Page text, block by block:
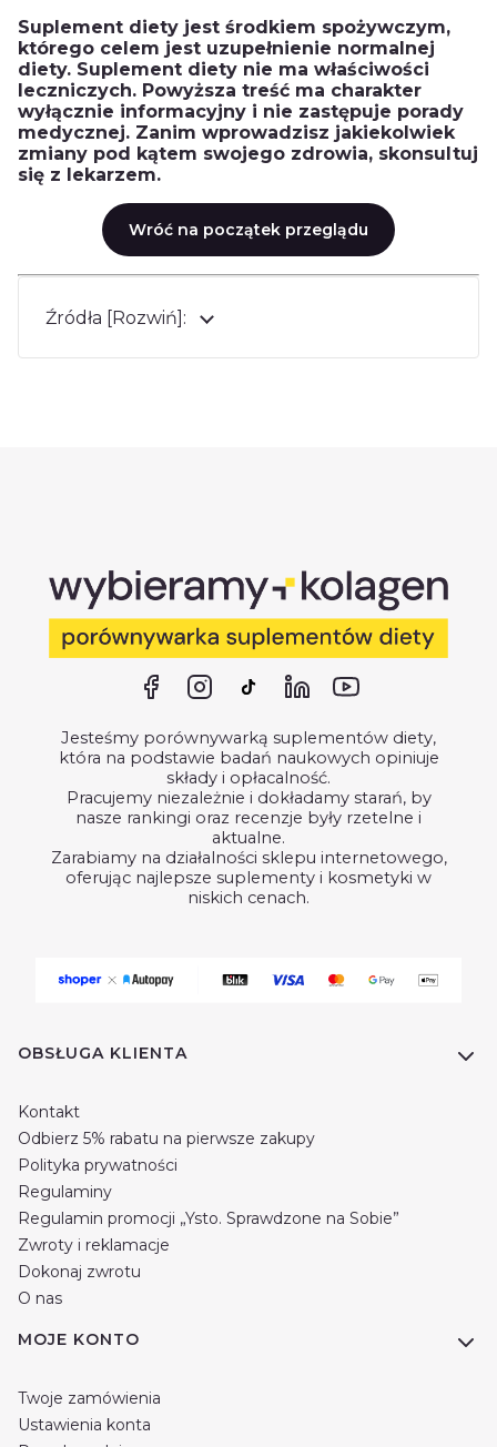
Suplement diety jest środkiem spożywczym,
którego celem jest uzupełnienie normalnej
diety. Suplement diety nie ma właściwości
leczniczych. Powyższa treść ma charakter
wyłącznie informacyjny i nie zastępuje porady
medycznej. Zanim wprowadzisz jakiekolwiek
zmiany pod kątem swojego zdrowia, skonsultuj
się z lekarzem.
Wróć na początek przeglądu
Źródła [Rozwiń]:
Jesteśmy porównywarką suplementów diety,
która na podstawie badań naukowych opiniuje
składy i opłacalność.
Pracujemy niezależnie i dokładamy starań, by
nasze rankingi oraz recenzje były rzetelne i
aktualne.
Zarabiamy na działalności sklepu internetowego,
oferując najlepsze suplementy i kosmetyki w
niskich cenach.
Linki w stopce
OBSŁUGA KLIENTA
Kontakt
Odbierz 5% rabatu na pierwsze zakupy
Polityka prywatności
Regulaminy
Regulamin promocji „Ysto. Sprawdzone na Sobie”
Zwroty i reklamacje
Dokonaj zwrotu
O nas
MOJE KONTO
Twoje zamówienia
Ustawienia konta